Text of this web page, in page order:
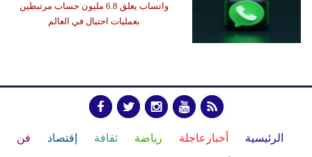
واتساب يغلق 6.8 مليون حساب مرتبطين
بعمليات احتيال في العالم
الرئيسية أخبارعاجلة رياضة ثقافة إقتصاد فن